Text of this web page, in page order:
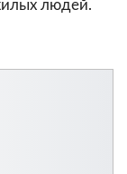
людей.